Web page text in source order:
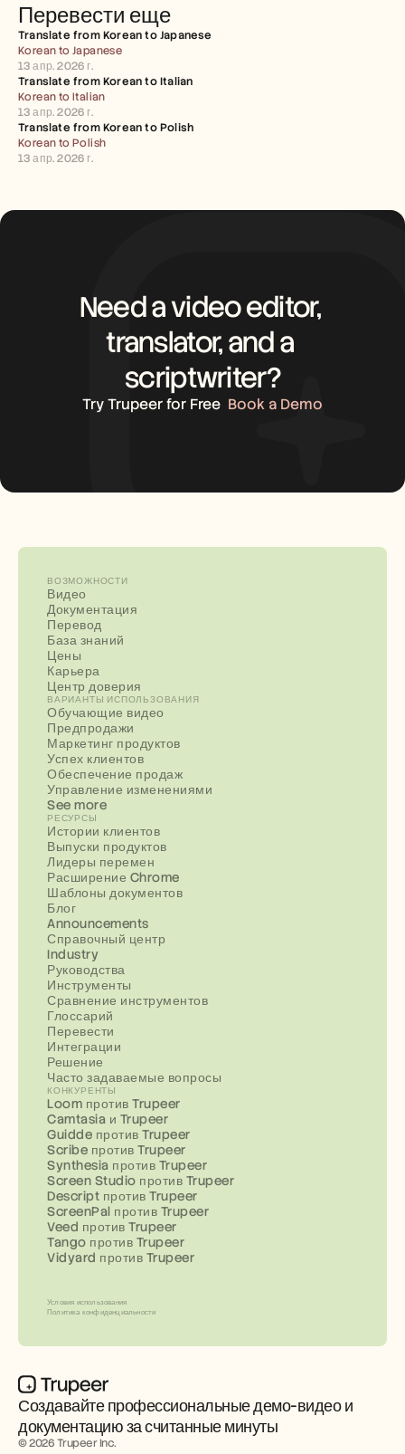
Перевести еще
Translate from Korean to Japanese
Korean to Japanese
13 апр. 2026 г.
Translate from Korean to Italian
Korean to Italian
13 апр. 2026 г.
Translate from Korean to Polish
Korean to Polish
13 апр. 2026 г.
Need a video editor,
translator, and a
scriptwriter?
Try Trupeer for Free Book a Demo
Создавайте профессиональные демо-видео и
документацию за считанные минуты
© 2026 Trupeer Inc.
ВОЗМОЖНОСТИ
Видео
Документация
Перевод
База знаний
Цены
Карьера
Центр доверия
ВАРИАНТЫ ИСПОЛЬЗОВАНИЯ
Обучающие видео
Предпродажи
Маркетинг продуктов
Успех клиентов
Обеспечение продаж
Управление изменениями
See more
РЕСУРСЫ
Истории клиентов
Выпуски продуктов
Лидеры перемен
Расширение Chrome
Шаблоны документов
Блог
Announcements
Справочный центр
Industry
Руководства
Инструменты
Сравнение инструментов
Глоссарий
Перевести
Интеграции
Решение
Часто задаваемые вопросы
КОНКУРЕНТЫ
Loom против Trupeer
Camtasia и Trupeer
Guidde против Trupeer
Scribe против Trupeer
Synthesia против Trupeer
Screen Studio против Trupeer
Descript против Trupeer
ScreenPal против Trupeer
Veed против Trupeer
Tango против Trupeer
Vidyard против Trupeer
Условия использования
Политика конфиденциальности